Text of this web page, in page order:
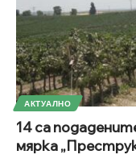
АКТУАЛНО
14 са
мярка